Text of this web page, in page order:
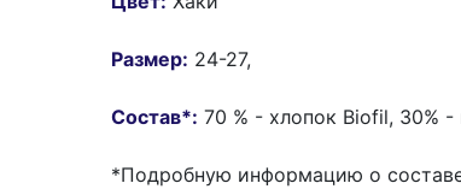
Размер: 24-27,
Состав*: 70 % - хлопок Biofil, 30%
*Подробную информацию о